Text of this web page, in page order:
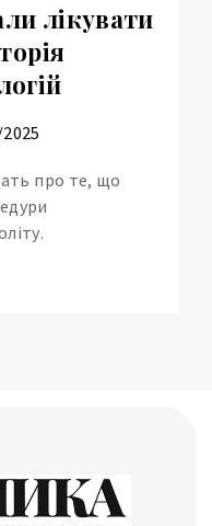
лікувати
про те, що